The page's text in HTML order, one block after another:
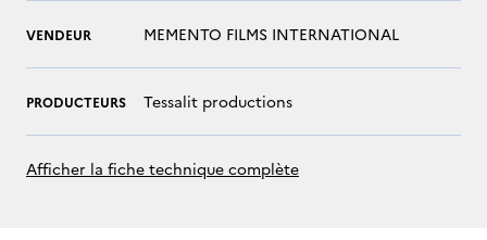
VENDEUR MEMENTO FILMS INTERNATIONAL
PRODUCTEURS Tessalit productions
Afficher la fiche technique complète